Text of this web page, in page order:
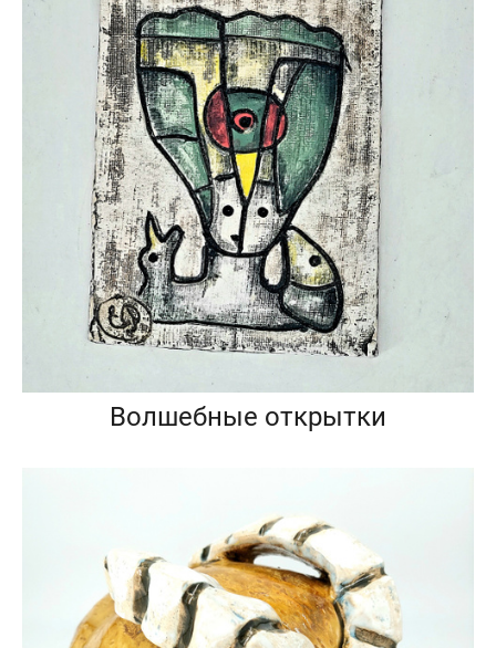
Волшебные открытки